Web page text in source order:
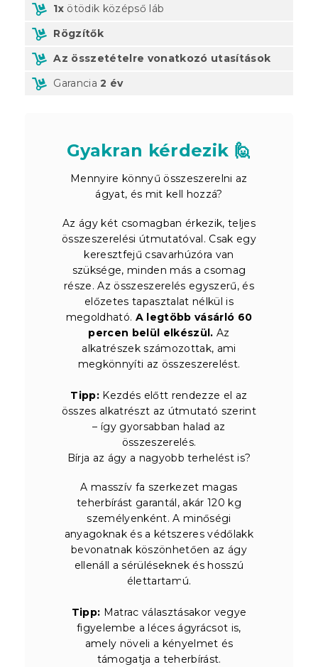
1x ötödik középső láb
Rögzítők
Az összetételre vonatkozó utasítások
Garancia 2 év
Gyakran kérdezik 🙋
Mennyire könnyű összeszerelni az
ágyat, és mit kell hozzá?
Az ágy két csomagban érkezik, teljes
összeszerelési útmutatóval. Csak egy
keresztfejű csavarhúzóra van
szüksége, minden más a csomag
része. Az összeszerelés egyszerű, és
előzetes tapasztalat nélkül is
megoldható. A legtöbb vásárló 60
percen belül elkészül. Az
alkatrészek számozottak, ami
megkönnyíti az összeszerelést.
Tipp: Kezdés előtt rendezze el az
összes alkatrészt az útmutató szerint
– így gyorsabban halad az
összeszerelés.
Bírja az ágy a nagyobb terhelést is?
A masszív fa szerkezet magas
teherbírást garantál, akár 120 kg
személyenként. A minőségi
anyagoknak és a kétszeres védőlakk
bevonatnak köszönhetően az ágy
ellenáll a sérüléseknek és hosszú
élettartamú.
Tipp: Matrac választásakor vegye
figyelembe a léces ágyrácsot is,
amely növeli a kényelmet és
támogatja a teherbírást.